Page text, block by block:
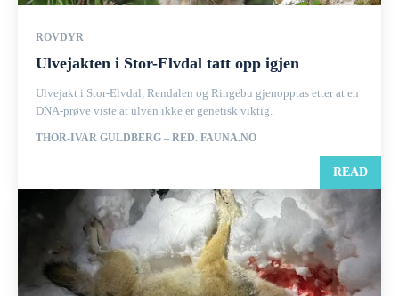
ROVDYR
Ulvejakten i Stor-Elvdal tatt opp igjen
Ulvejakt i Stor-Elvdal, Rendalen og Ringebu gjenopptas etter at en
DNA-prøve viste at ulven ikke er genetisk viktig.
THOR-IVAR GULDBERG – RED. FAUNA.NO
READ